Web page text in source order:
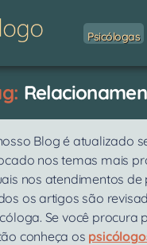
Psicólogas
Blog é atualizado
nos temas mais
nos atendimentos de
os artigos são
Se você procura
conheça os